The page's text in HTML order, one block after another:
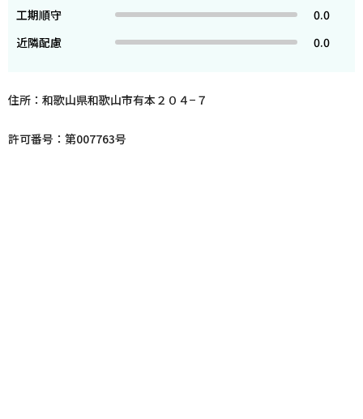
工期順守
0.0
近隣配慮
0.0
住所：和歌山県和歌山市有本２０４−７
許可番号：第007763号